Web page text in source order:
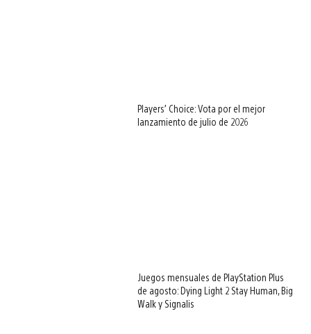
Players’ Choice: Vota por el mejor
lanzamiento de julio de 2026
Juegos mensuales de PlayStation Plus
de agosto: Dying Light 2 Stay Human, Big
Walk y Signalis